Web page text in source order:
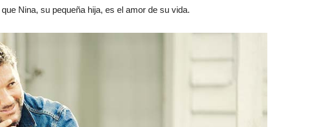
Nina, su pequeña hija, es el amor de su vida.